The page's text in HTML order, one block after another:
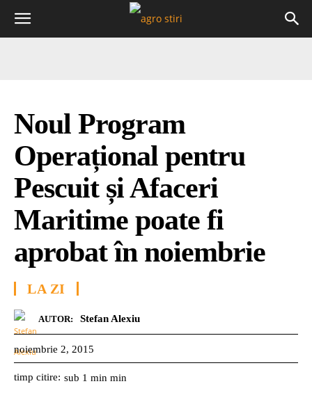
Noul Program
Operațional pentru
Pescuit și Afaceri
Maritime poate fi
aprobat în noiembrie
LA ZI
AUTOR: Stefan Alexiu
noiembrie 2, 2015
timp citire: sub 1 min min